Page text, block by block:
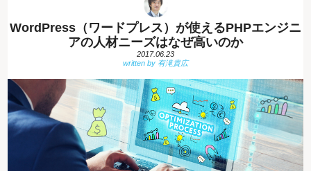
WordPress（ワードプレス）が使えるPHPエンジニ
アの人材ニーズはなぜ高いのか
2017.06.23